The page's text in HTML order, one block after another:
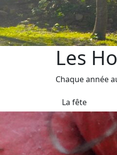
Les
Chaque année
La fête